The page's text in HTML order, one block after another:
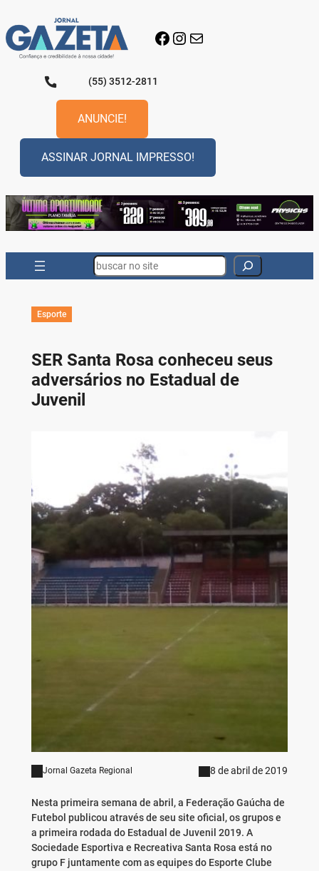
para
o
conteúdo
Facebook
Instagram
E-mail
(55) 3512-2811
ANUNCIE!
ASSINAR JORNAL IMPRESSO!
Search
Esporte
SER Santa Rosa conheceu seus
adversários no Estadual de
Juvenil
Jornal Gazeta Regional 8 de abril de 2019
Nesta primeira semana de abril, a Federação Gaúcha de
Futebol publicou através de seu site oficial, os grupos e
a primeira rodada do Estadual de Juvenil 2019. A
Sociedade Esportiva e Recreativa Santa Rosa está no
grupo F juntamente com as equipes do Esporte Clube